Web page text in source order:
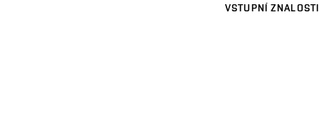
VSTUPNÍ ZNALOSTI